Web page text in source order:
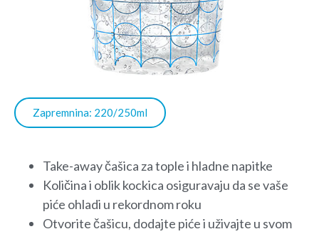
Zapremnina: 220/250ml
Take-away čašica za tople i hladne napitke
Količina i oblik kockica osiguravaju da se vaše
piće ohladi u rekordnom roku
Otvorite čašicu, dodajte piće i uživajte u svom